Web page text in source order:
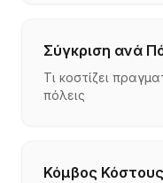
Σύγκριση ανά
Τι κοστίζει
πόλεις
Κόμβος